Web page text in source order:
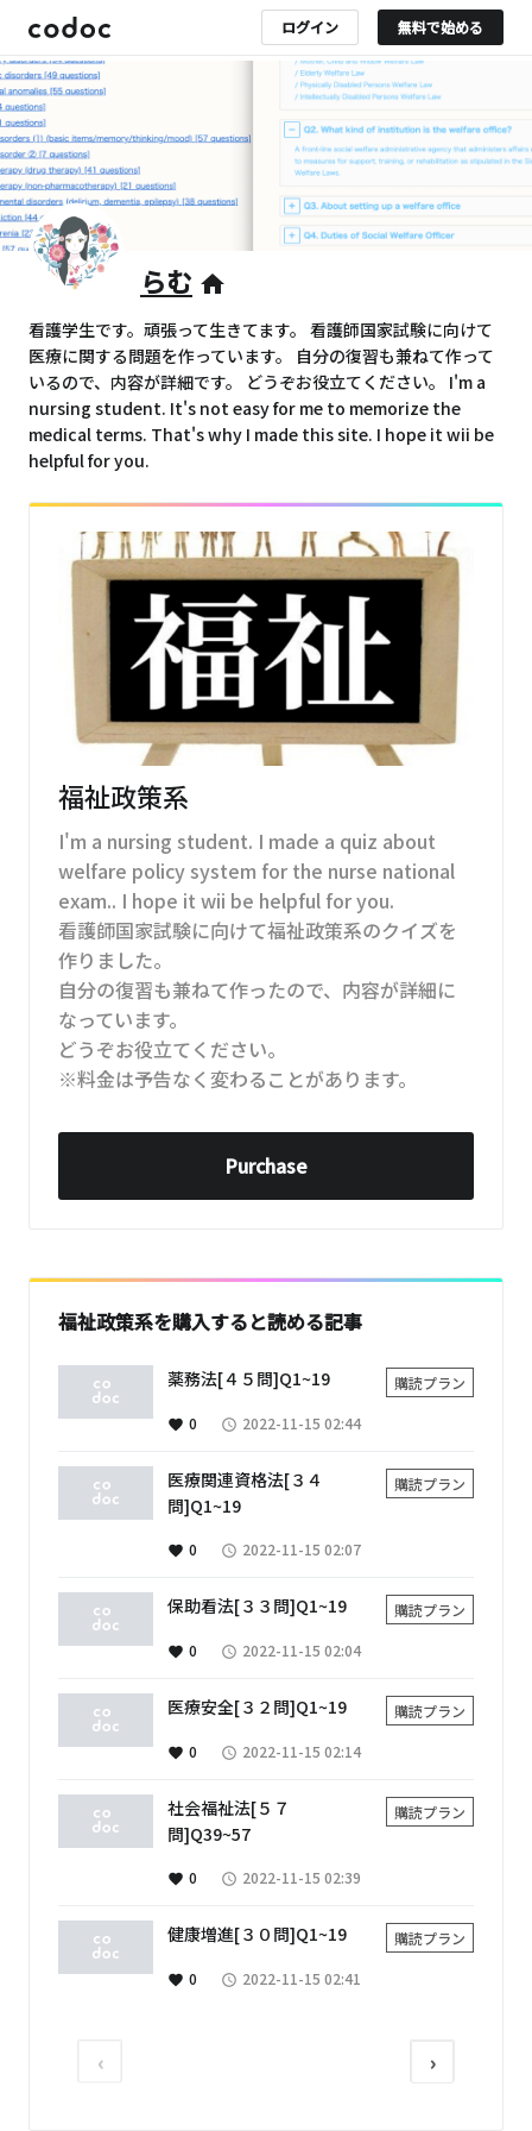
ログイン 無料で始める
らむ home
看護学生です。頑張って生きてます。 看護師国家試験に向けて
医療に関する問題を作っています。 自分の復習も兼ねて作って
いるので、内容が詳細です。 どうぞお役立てください。 I'm a
nursing student. It's not easy for me to memorize the
medical terms. That's why I made this site. I hope it wii be
helpful for you.
福祉政策系
I'm a nursing student. I made a quiz about
welfare policy system for the nurse national
exam.. I hope it wii be helpful for you.
看護師国家試験に向けて福祉政策系のクイズを
作りました。
自分の復習も兼ねて作ったので、内容が詳細に
なっています。
どうぞお役立てください。
※料金は予告なく変わることがあります。
Purchase
福祉政策系を購入すると読める記事
薬務法[４５問]Q1~19 購読プラン
favorite 0 access_time 2022-11-15 02:44
医療関連資格法[３４
問]Q1~19
購読プラン
favorite 0 access_time 2022-11-15 02:07
保助看法[３３問]Q1~19 購読プラン
favorite 0 access_time 2022-11-15 02:04
医療安全[３２問]Q1~19 購読プラン
favorite 0 access_time 2022-11-15 02:14
社会福祉法[５７
問]Q39~57
購読プラン
favorite 0 access_time 2022-11-15 02:39
健康増進[３０問]Q1~19 購読プラン
favorite 0 access_time 2022-11-15 02:41
‹ ›